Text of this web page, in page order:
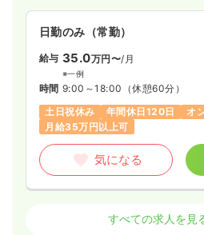
日勤のみ（常勤）
給与 35.0万円〜/月
※一例
時間 9:00～18:00 （休憩60分）
土日祝休み
年間休日120日
オ
月給35万円以上可
気になる
正看護師 / 管理職
すべての求人を見